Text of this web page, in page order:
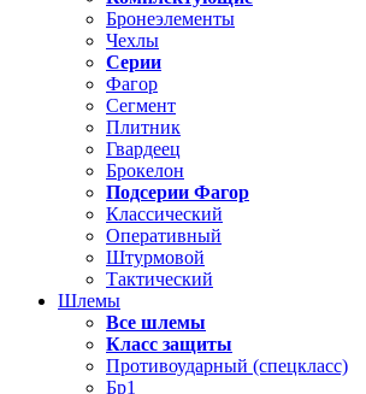
Бронеэлементы
Чехлы
Серии
Фагор
Сегмент
Плитник
Гвардеец
Брокелон
Подсерии Фагор
Классический
Оперативный
Штурмовой
Тактический
Шлемы
Все шлемы
Класс защиты
Противоударный (спецкласс)
Бр1